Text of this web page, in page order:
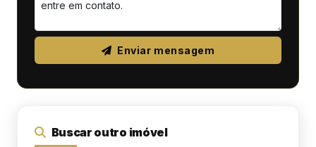
Enviar mensagem
Buscar outro imóvel